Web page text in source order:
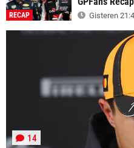
RECAP Gisteren
14